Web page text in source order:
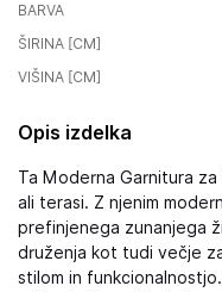
BARVA
ŠIRINA [CM]
VIŠINA [CM]
Opis izdelka
Ta Moderna Garnitura
ali terasi. Z njenim
prefinjenega zunanjega
druženja kot tudi večje
stilom in